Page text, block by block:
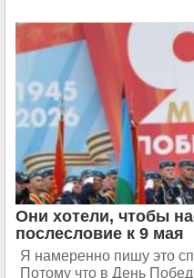
Они хотели, чтобы
послесловие к 9 мая
Я намеренно пишу это
Потому что в День